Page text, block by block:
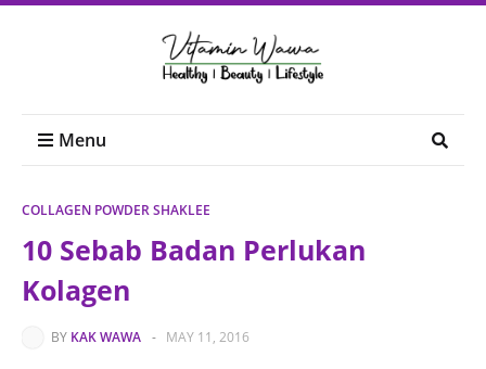
Menu
COLLAGEN POWDER SHAKLEE
10 Sebab Badan Perlukan
Kolagen
BY KAK WAWA - MAY 11, 2016